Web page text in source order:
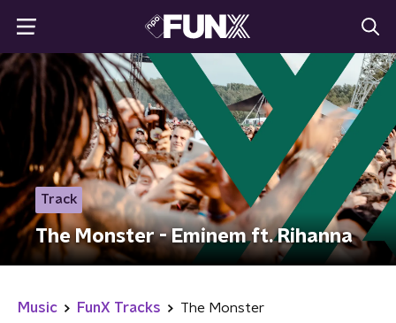
Track
The Monster - Eminem ft. Rihanna
Music FunX Tracks The Monster